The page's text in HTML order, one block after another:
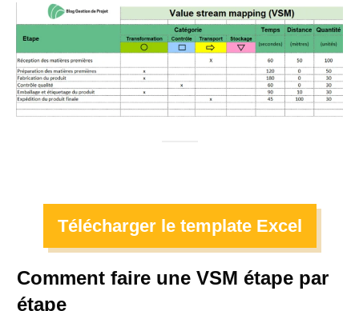
Télécharger le template Excel
Comment faire une VSM étape par
étape